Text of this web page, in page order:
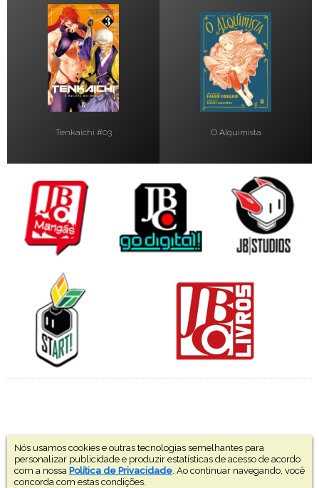
Tenkaichi #03 O Alquimista
Nós usamos cookies e outras tecnologias semelhantes para
personalizar publicidade e produzir estatísticas de acesso de acordo
com a nossa Política de Privacidade. Ao continuar navegando, você
concorda com estas condições.